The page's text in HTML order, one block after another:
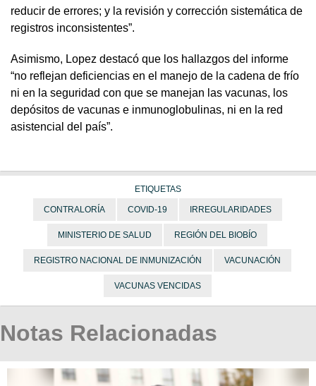
reducir de errores; y la revisión y corrección sistemática de
registros inconsistentes”.
Asimismo, Lopez destacó que los hallazgos del informe
“no reflejan deficiencias en el manejo de la cadena de frío
ni en la seguridad con que se manejan las vacunas, los
depósitos de vacunas e inmunoglobulinas, ni en la red
asistencial del país”.
ETIQUETAS
CONTRALORÍA COVID-19 IRREGULARIDADES
MINISTERIO DE SALUD REGIÓN DEL BIOBÍO
REGISTRO NACIONAL DE INMUNIZACIÓN VACUNACIÓN
VACUNAS VENCIDAS
Notas Relacionadas